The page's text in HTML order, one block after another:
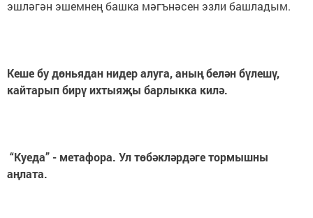
эшләгән эшемнең башка мәгънәсен эзли башладым.
Кеше бу дөньядан нидер алуга, аның белән бүлешү,
кайтарып бирү ихтыяҗы барлыкка килә.
“Куеда” - метафора. Ул төбәкләрдәге тормышны
аңлата.